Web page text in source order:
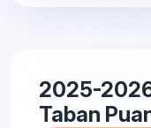
2025-
Taban